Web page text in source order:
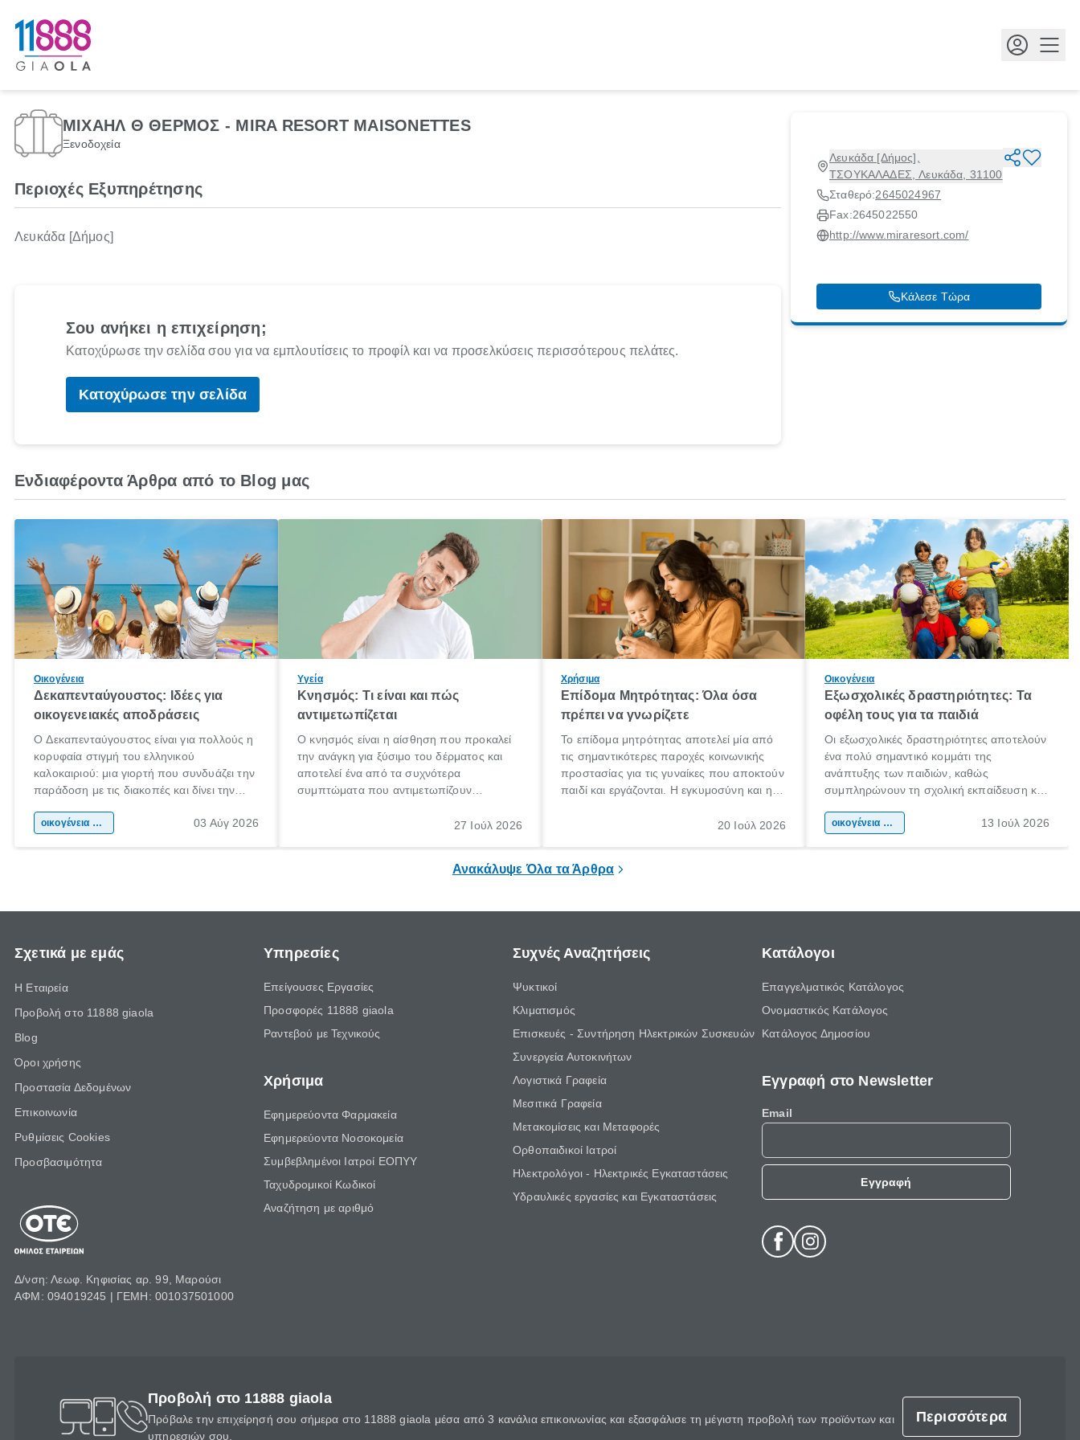
ΜΙΧΑΗΛ Θ ΘΕΡΜΟΣ - MIRA RESORT MAISONETTES
Ξενοδοχεία
Λευκάδα [Δήμος],
ΤΣΟΥΚΑΛΑΔΕΣ, Λευκάδα, 31100
Σταθερό:2645024967
Fax:2645022550
http://www.miraresort.com/
Κάλεσε Τώρα
Περιοχές Εξυπηρέτησης
Λευκάδα [Δήμος]
Σου ανήκει η επιχείρηση;
Κατοχύρωσε την σελίδα σου για να εμπλουτίσεις το προφίλ και να προσελκύσεις περισσότερους πελάτες.
Κατοχύρωσε την σελίδα
Ενδιαφέροντα Άρθρα από το Blog μας
Οικογένεια
Δεκαπενταύγουστος: Ιδέες για
οικογενειακές αποδράσεις
Ο Δεκαπενταύγουστος είναι για πολλούς η
κορυφαία στιγμή του ελληνικού
καλοκαιριού: μια γιορτή που συνδυάζει την
παράδοση με τις διακοπές και δίνει την
χώρας. Είτε πρόκειται για λίγες μέρες
οικογένεια & παιδί 03 Αύγ 2026
Υγεία
Κνησμός: Τι είναι και πώς
αντιμετωπίζεται
Ο κνησμός είναι η αίσθηση που προκαλεί
την ανάγκη για ξύσιμο του δέρματος και
αποτελεί ένα από τα συχνότερα
συμπτώματα που αντιμετωπίζουν
πληροφορίες για το «κνησμός τι είναι»,
27 Ιούλ 2026
Χρήσιμα
Επίδομα Μητρότητας: Όλα όσα
πρέπει να γνωρίζετε
Το επίδομα μητρότητας αποτελεί μία από
τις σημαντικότερες παροχές κοινωνικής
προστασίας για τις γυναίκες που αποκτούν
παιδί και εργάζονται. Η εγκυμοσύνη και η
σημαντική περίοδος στη ζωή κάθε20 Ιούλ 2026
Οικογένεια
Εξωσχολικές δραστηριότητες: Τα
οφέλη τους για τα παιδιά
Οι εξωσχολικές δραστηριότητες αποτελούν
ένα πολύ σημαντικό κομμάτι της
ανάπτυξης των παιδιών, καθώς
συμπληρώνουν τη σχολική εκπαίδευση και
της προσωπικότητας, της κοινωνικότητας
οικογένεια & παιδί 13 Ιούλ 2026
Ανακάλυψε Όλα τα Άρθρα
Σχετικά με εμάς
Η Εταιρεία
Προβολή στο 11888 giaola
Blog
Όροι χρήσης
Προστασία Δεδομένων
Επικοινωνία
Ρυθμίσεις Cookies
Προσβασιμότητα
Δ/νση: Λεωφ. Κηφισίας αρ. 99, Μαρούσι
ΑΦΜ: 094019245 | ΓΕΜΗ: 001037501000
Υπηρεσίες
Επείγουσες Εργασίες
Προσφορές 11888 giaola
Ραντεβού με Τεχνικούς
Χρήσιμα
Εφημερεύοντα Φαρμακεία
Εφημερεύοντα Νοσοκομεία
Συμβεβλημένοι Ιατροί ΕΟΠΥΥ
Ταχυδρομικοί Κωδικοί
Αναζήτηση με αριθμό
Συχνές Αναζητήσεις
Ψυκτικοί
Κλιματισμός
Επισκευές - Συντήρηση Ηλεκτρικών Συσκευών
Συνεργεία Αυτοκινήτων
Λογιστικά Γραφεία
Μεσιτικά Γραφεία
Μετακομίσεις και Μεταφορές
Ορθοπαιδικοί Ιατροί
Ηλεκτρολόγοι - Ηλεκτρικές Εγκαταστάσεις
Υδραυλικές εργασίες και Εγκαταστάσεις
Κατάλογοι
Επαγγελματικός Κατάλογος
Ονομαστικός Κατάλογος
Κατάλογος Δημοσίου
Εγγραφή στο Newsletter
Email
Εγγραφή
Προβολή στο 11888 giaola
Πρόβαλε την επιχείρησή σου σήμερα στο 11888 giaola μέσα από 3 κανάλια επικοινωνίας και εξασφάλισε τη μέγιστη προβολή των προϊόντων και
υπηρεσιών σου.
Περισσότερα